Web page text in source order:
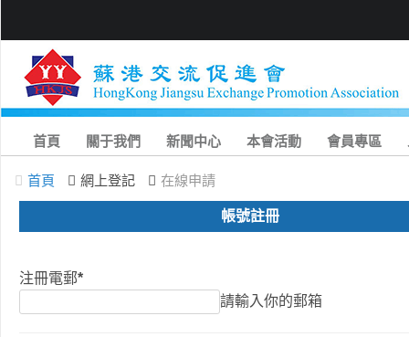
首頁 關于我們 新聞中心 本會活動 會員專區
首頁 網上登記 在線申請
帳號註冊
注冊電郵*
請輸入你的郵箱